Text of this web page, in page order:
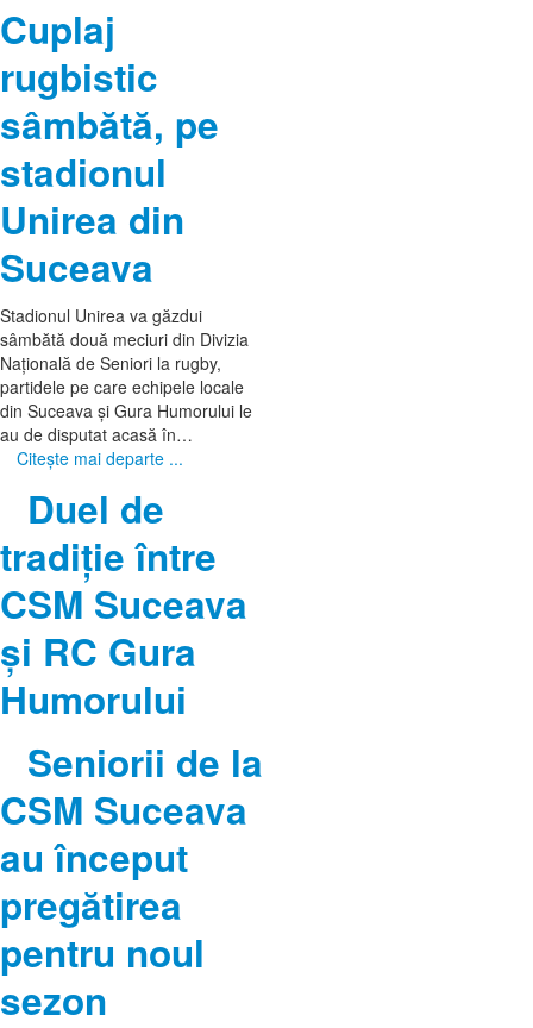
Cuplaj
rugbistic
sâmbătă, pe
stadionul
Unirea din
Suceava
Stadionul Unirea va găzdui
sâmbătă două meciuri din Divizia
Națională de Seniori la rugby,
partidele pe care echipele locale
din Suceava și Gura Humorului le
au de disputat acasă în…
Citeşte mai departe ...
Duel de
tradiție între
CSM Suceava
și RC Gura
Humorului
Seniorii de la
CSM Suceava
au început
pregătirea
pentru noul
sezon